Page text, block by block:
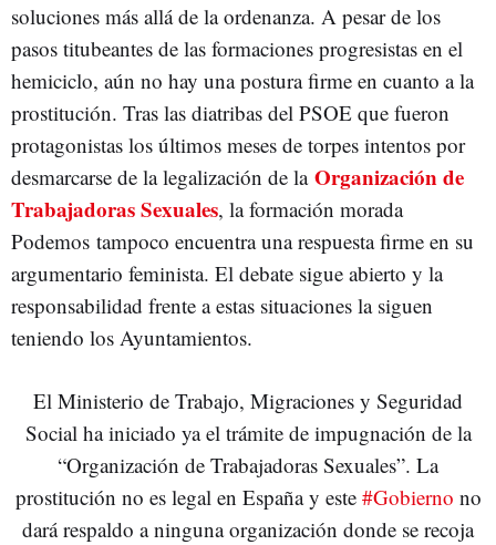
soluciones más allá de la ordenanza. A pesar de los
pasos titubeantes de las formaciones progresistas en el
hemiciclo, aún no hay una postura firme en cuanto a la
prostitución. Tras las diatribas del PSOE que fueron
protagonistas los últimos meses de torpes intentos por
desmarcarse de la legalización de la Organización de
Trabajadoras Sexuales, la formación morada
Podemos tampoco encuentra una respuesta firme en su
argumentario feminista. El debate sigue abierto y la
responsabilidad frente a estas situaciones la siguen
teniendo los Ayuntamientos.
El Ministerio de Trabajo, Migraciones y Seguridad
Social ha iniciado ya el trámite de impugnación de la
“Organización de Trabajadoras Sexuales”. La
prostitución no es legal en España y este #Gobierno no
dará respaldo a ninguna organización donde se recoja